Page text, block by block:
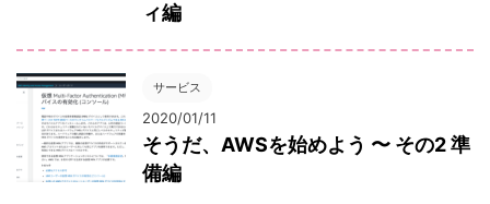
ィ編
サービス
2020/01/11
そうだ、AWSを始めよう 〜 その2 準
備編